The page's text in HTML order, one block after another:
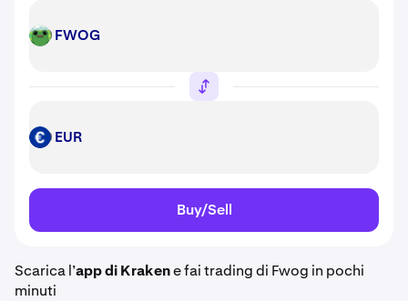
FWOG FWOG
EUR EUR
Buy/Sell
Scarica l’app di Krakene fai trading di Fwog in pochi
minuti